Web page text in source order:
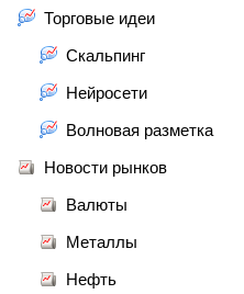
Торговые идеи
Скальпинг
Нейросети
Волновая разметка
Новости рынков
Валюты
Металлы
Нефть